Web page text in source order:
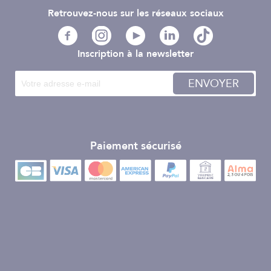
Inscription à la newsletter
ENVOYER
Paiement sécurisé
Retrouvez-nous sur les réseaux sociaux